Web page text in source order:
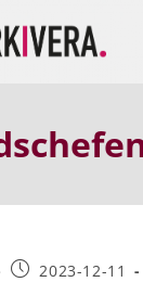
Inlägget
2023-12-11